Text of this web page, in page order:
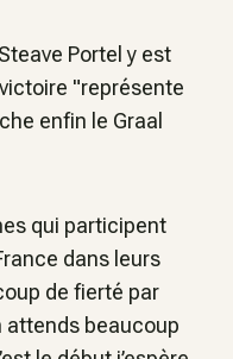
Portel y est
"représente
enfin le Graal
qui participent
dans leurs
de fierté par
attends beaucoup